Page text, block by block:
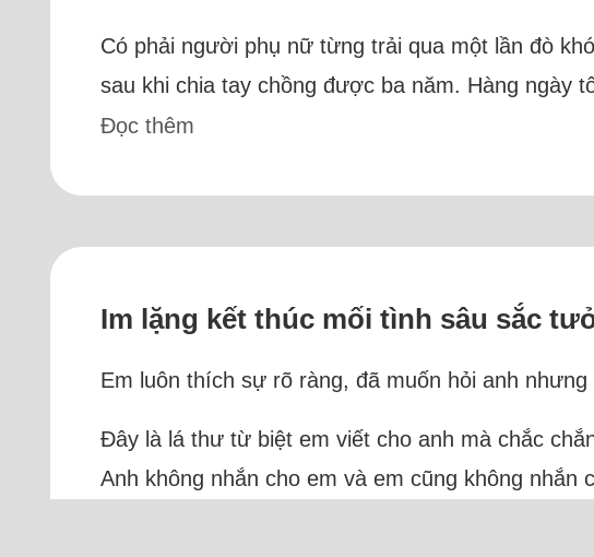
Có phải người phụ nữ từng trải qua một lần đò
sau khi chia tay chồng được ba năm. Hàng ngày
Đọc thêm
Im lặng kết thúc mối tình sâu sắc
Em luôn thích sự rõ ràng, đã muốn hỏi anh
Đây là lá thư từ biệt em viết cho anh mà chắc
Anh không nhắn cho em và em cũng không